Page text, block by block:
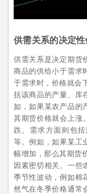
供需关系的决定
供需关系是决定期货
商品的供给小于需求
于需求时，价格就会
括该商品的产量、库
如，如果某农产品的
其期货价格就会上涨
跌。需求方面则包
等。例如，如果某工
幅增加，那么其期货
因素密切相关。一些
季节性波动，例如棉
然气在冬季价格通常